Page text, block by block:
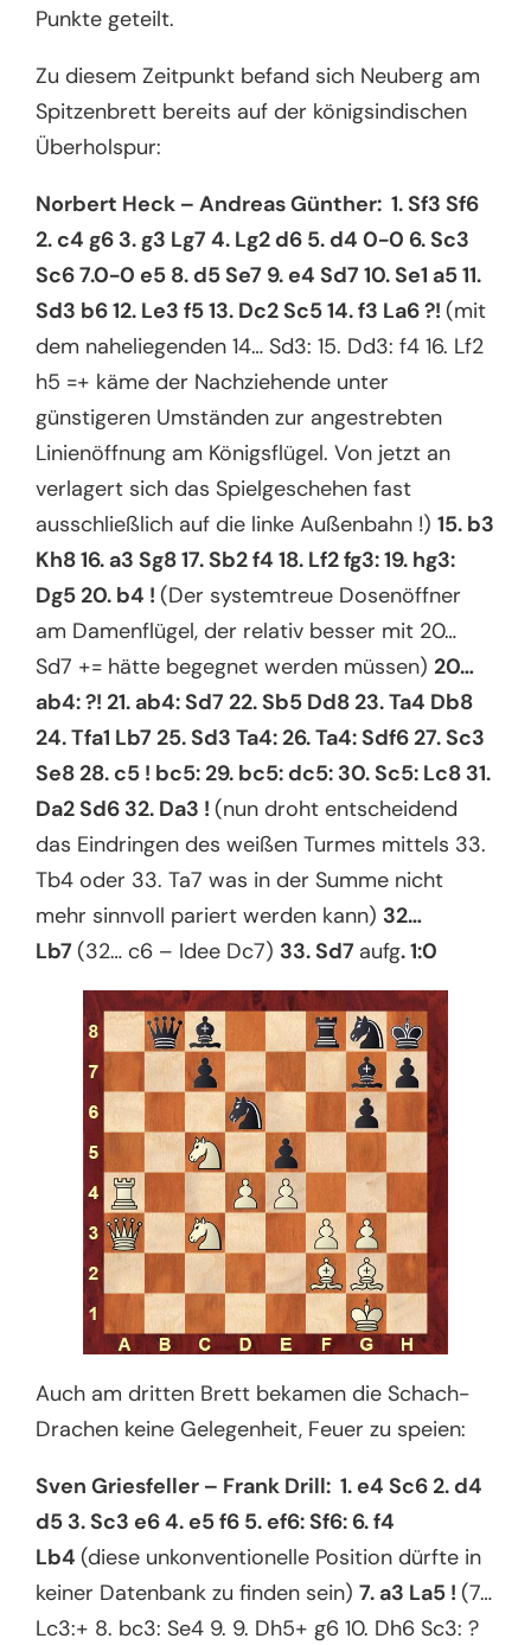
Punkte geteilt.
Zu diesem Zeitpunkt befand sich Neuberg am
Spitzenbrett bereits auf der königsindischen
Überholspur:
Norbert Heck – Andreas Günther: 1. Sf3 Sf6
2. c4 g6 3. g3 Lg7 4. Lg2 d6 5. d4 0-0 6. Sc3
Sc6 7.0-0 e5 8. d5 Se7 9. e4 Sd7 10. Se1 a5 11.
Sd3 b6 12. Le3 f5 13. Dc2 Sc5 14. f3 La6 ?!(mit
dem naheliegenden 14… Sd3: 15. Dd3: f4 16. Lf2
h5 =+ käme der Nachziehende unter
günstigeren Umständen zur angestrebten
Linienöffnung am Königsflügel. Von jetzt an
verlagert sich das Spielgeschehen fast
ausschließlich auf die linke Außenbahn !)15. b3
Kh8 16. a3 Sg8 17. Sb2 f4 18. Lf2 fg3: 19. hg3:
Dg5 20. b4 !(Der systemtreue Dosenöffner
am Damenflügel, der relativ besser mit 20…
Sd7 += hätte begegnet werden müssen) 20…
ab4: ?! 21. ab4: Sd7 22. Sb5 Dd8 23. Ta4 Db8
24. Tfa1 Lb7 25. Sd3 Ta4: 26. Ta4: Sdf6 27. Sc3
Se8 28. c5 ! bc5: 29. bc5: dc5: 30. Sc5: Lc8 31.
Da2 Sd6 32. Da3 !(nun droht entscheidend
das Eindringen des weißen Turmes mittels 33.
Tb4 oder 33. Ta7 was in der Summe nicht
mehr sinnvoll pariert werden kann) 32…
Lb7(32… c6 – Idee Dc7) 33. Sd7 aufg. 1:0
Auch am dritten Brett bekamen die Schach-
Drachen keine Gelegenheit, Feuer zu speien:
Sven Griesfeller – Frank Drill: 1. e4 Sc6 2. d4
d5 3. Sc3 e6 4. e5 f6 5. ef6: Sf6: 6. f4
Lb4(diese unkonventionelle Position dürfte in
keiner Datenbank zu finden sein)7. a3 La5 !(7…
Lc3:+ 8. bc3: Se4 9. 9. Dh5+ g6 10. Dh6 Sc3: ?